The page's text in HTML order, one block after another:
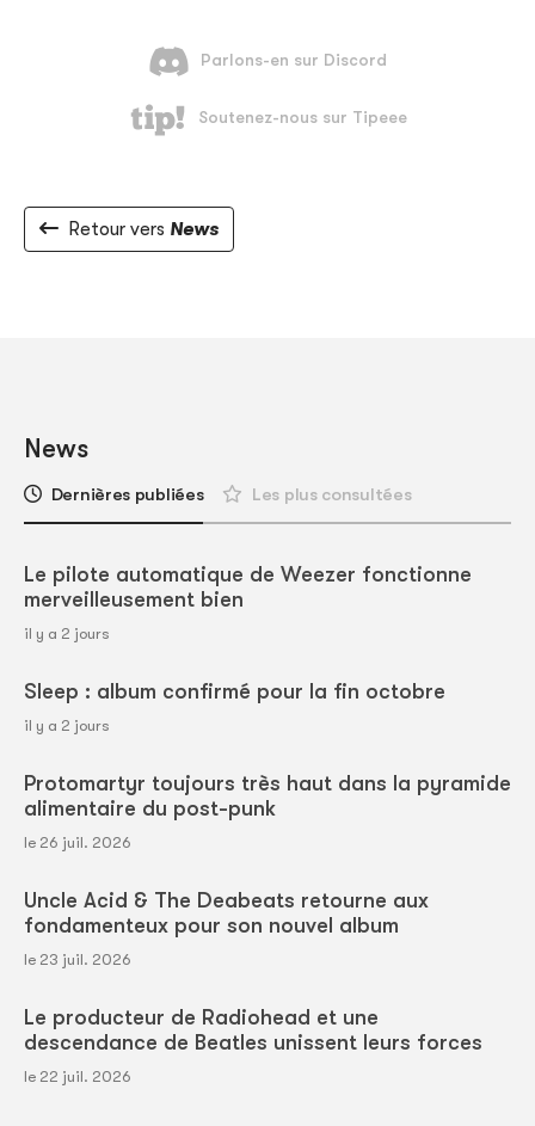
Retour vers News
News
Dernières publiées Les plus consultées
Le pilote automatique de Weezer fonctionne
merveilleusement bien
il y a 2 jours
Sleep : album confirmé pour la fin octobre
il y a 2 jours
Protomartyr toujours très haut dans la pyramide
alimentaire du post-punk
le 26 juil. 2026
Uncle Acid & The Deabeats retourne aux
fondamenteux pour son nouvel album
le 23 juil. 2026
Le producteur de Radiohead et une
descendance de Beatles unissent leurs forces
le 22 juil. 2026